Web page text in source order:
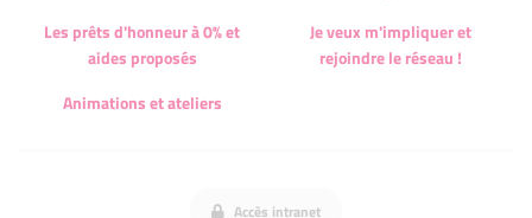
Les prêts d'honneur à 0% et
aides proposés
Je veux m'impliquer et
rejoindre le réseau !
Animations et ateliers
Accès intranet